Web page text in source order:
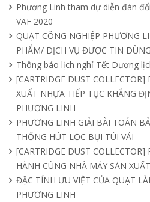
11/04/2025
Quạt nồi hơi
loại theo mục
04/04/2025
Phương Linh tham dự diễn đàn
VAF 2020
QUẠT CÔNG NGHIỆP PHƯƠNG
PHẨM/ DỊCH VỤ ĐƯỢC TIN
Thông báo lịch nghỉ Tết Dương
[CARTRIDGE DUST
XUẤT NHỰA TIẾP TỤC KHẲNG
PHƯƠNG LINH
PHƯƠNG LINH GIẢI BÀI TOÁN
THỐNG HÚT LỌC BỤI TÚI VẢI
[CARTRIDGE DUST
HÀNH CÙNG NHÀ MÁY SẢN
ĐẶC TÍNH ƯU VIỆT CỦA QUẠT
PHƯƠNG LINH